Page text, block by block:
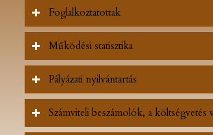
Foglalkoztatottak
Működési statisztika
Pályázati nyilvántartás
Számviteli beszámolók, a költségvetés